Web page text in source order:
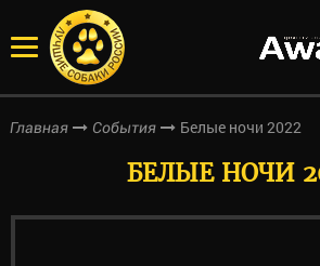
Главная События Белые ночи 2022
БЕЛЫЕ НОЧИ